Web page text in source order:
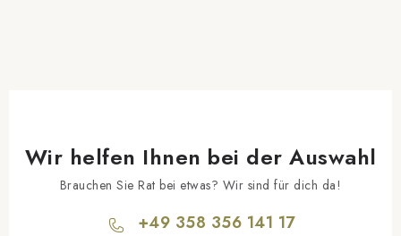
Wir helfen Ihnen bei der Auswahl
Brauchen Sie Rat bei etwas? Wir sind für dich da!
+49 358 356 141 17